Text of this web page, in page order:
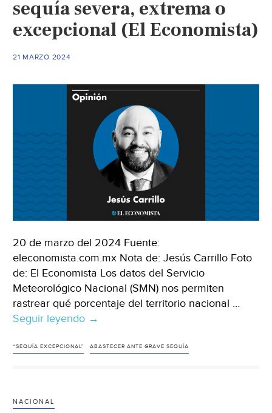
sequía severa, extrema o
excepcional (El Economista)
21 MARZO 2024
20 de marzo del 2024 Fuente:
eleconomista.com.mx Nota de: Jesús Carrillo Foto
de: El Economista Los datos del Servicio
Meteorológico Nacional (SMN) nos permiten
rastrear qué porcentaje del territorio nacional …
Seguir leyendo México-
mitad
→
“SEQUÍA EXCEPCIONAL" ABASTECER ANTE GRAVE SEQUÍA
NACIONAL